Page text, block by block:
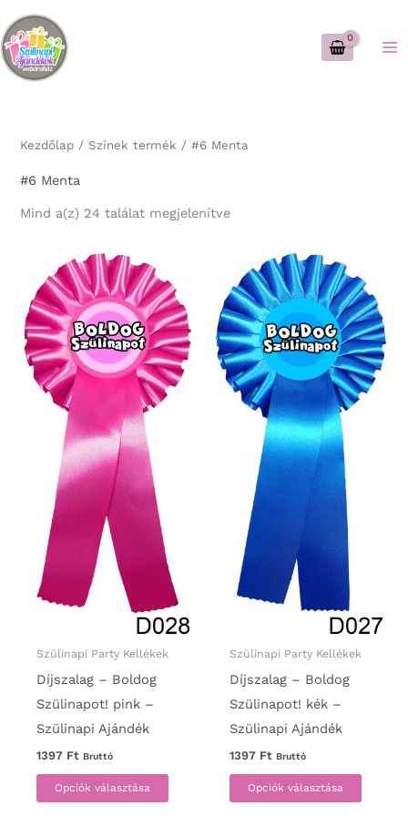
Skip
to
content
Kezdőlap / Színek termék / #6 Menta
#6 Menta
Mind a(z) 24 találat megjelenítveSorted
Szülinapi Party Kellékek
Díjszalag – Boldog
Szülinapot! pink –
Szülinapi Ajándék
1397 Ft Bruttó
Opciók választása
Ennek
a
Szülinapi Party Kellékek
Díjszalag – Boldog
Szülinapot! kék –
Szülinapi Ajándék
1397 Ft Bruttó
Opciók választása
Ennek
a